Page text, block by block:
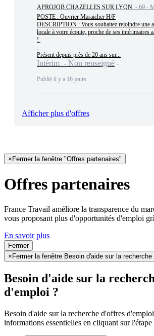
APROJOB CHAZELLES SUR LYON - 69 -
POSTE : Ouvrier Maraicher H/F
DESCRIPTION : Vous souhaitez rejoindre une
locale à votre écoute, proche de ses intérimaires
!
Présent depuis près de 20 ans sur...
Intérim - Non renseigné
Publié il y a 16 jours
Afficher plus d'offres
× Fermer la fenêtre "Offres partenaires"
Offres partenaires
France Travail améliore la transparence du
vous proposant plus d'opportunités d'emploi
En savoir plus
Fermer
× Fermer la fenêtre Besoin d'aide sur la
Besoin d'aide sur la
d'emploi ?
Besoin d'aide sur la recherche d'offres
informations essentielles en cliquant sur